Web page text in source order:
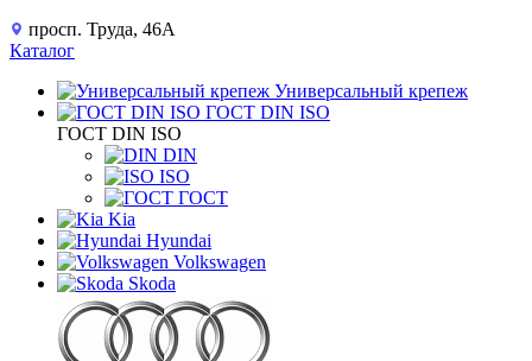
просп. Труда, 46А
Каталог
Универсальный крепеж
ГОСТ DIN ISO
ГОСТ DIN ISO
DIN
ISO
ГОСТ
Kia
Hyundai
Volkswagen
Skoda